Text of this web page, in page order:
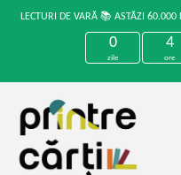
LECTURI DE VARĂ 📚 ASTĂZI
0
zile
4
ore